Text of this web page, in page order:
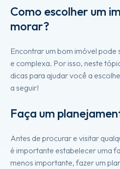
Como escolher um
morar?
Encontrar um bom imóvel pode
e complexa. Por isso, neste
dicas para ajudar você a
a seguir!
Faça um
Antes de procurar e visitar
é importante estabelecer uma
menos importante, fazer um